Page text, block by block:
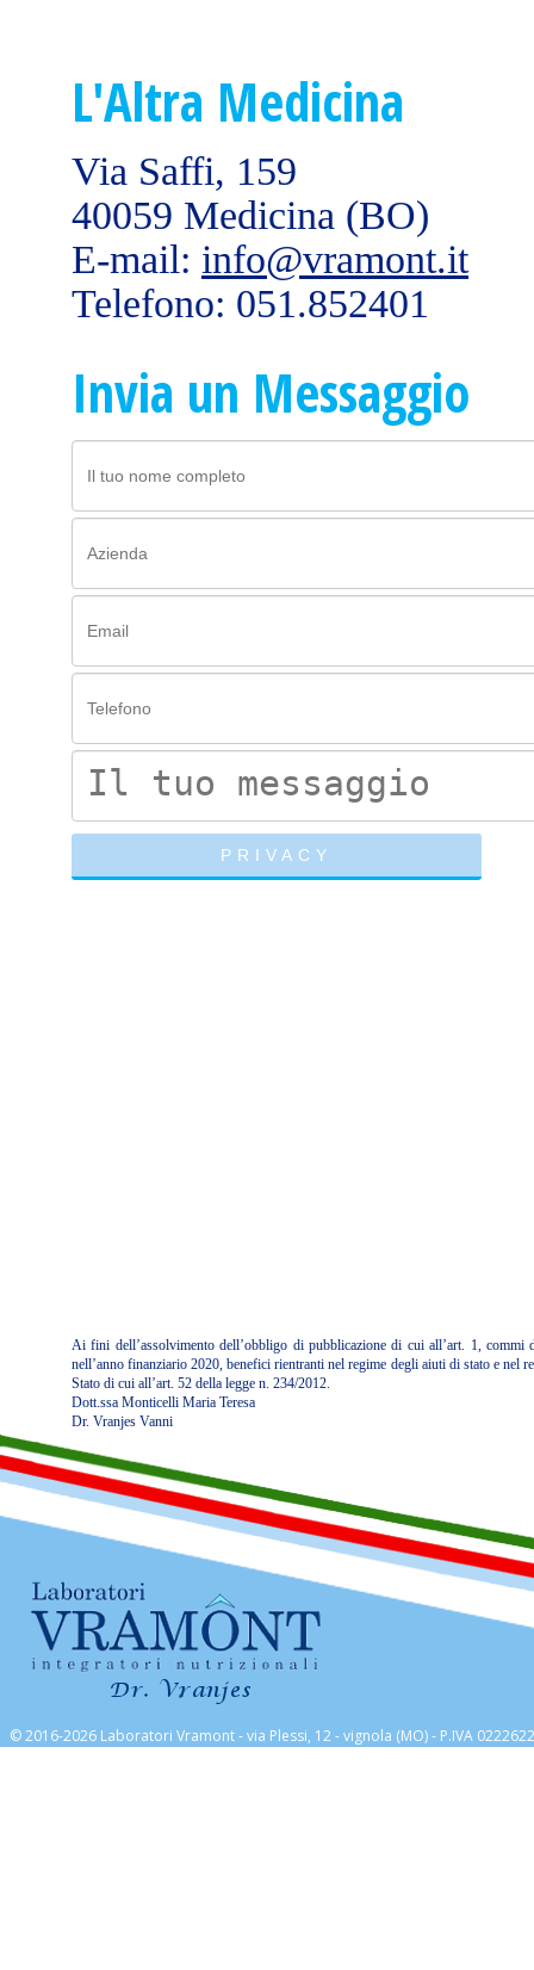
L'Altra Medicina
Via Saffi, 159
40059 Medicina (BO)
E-mail: info@vramont.it
Telefono: 051.852401
Invia un Messaggio
Ai fini dell’assolvimento dell’obbligo di pubblicazione di cui all’art. 1,
nell’anno finanziario 2020, benefici rientranti nel regime degli aiuti di stato e
Stato di cui all’art. 52 della legge n. 234/2012.
Dott.ssa Monticelli Maria Teresa
Dr. Vranjes Vanni
© 2016-2026 Laboratori Vramont - via Plessi, 12 - vignola (MO) - P.IVA